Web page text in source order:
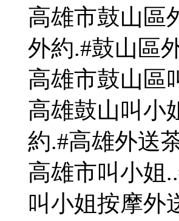
高雄市鼓山區
外約.#鼓山區
高雄市鼓山區
高雄鼓山叫小
約.#高雄外送
高雄市叫小姐
叫小姐按摩外